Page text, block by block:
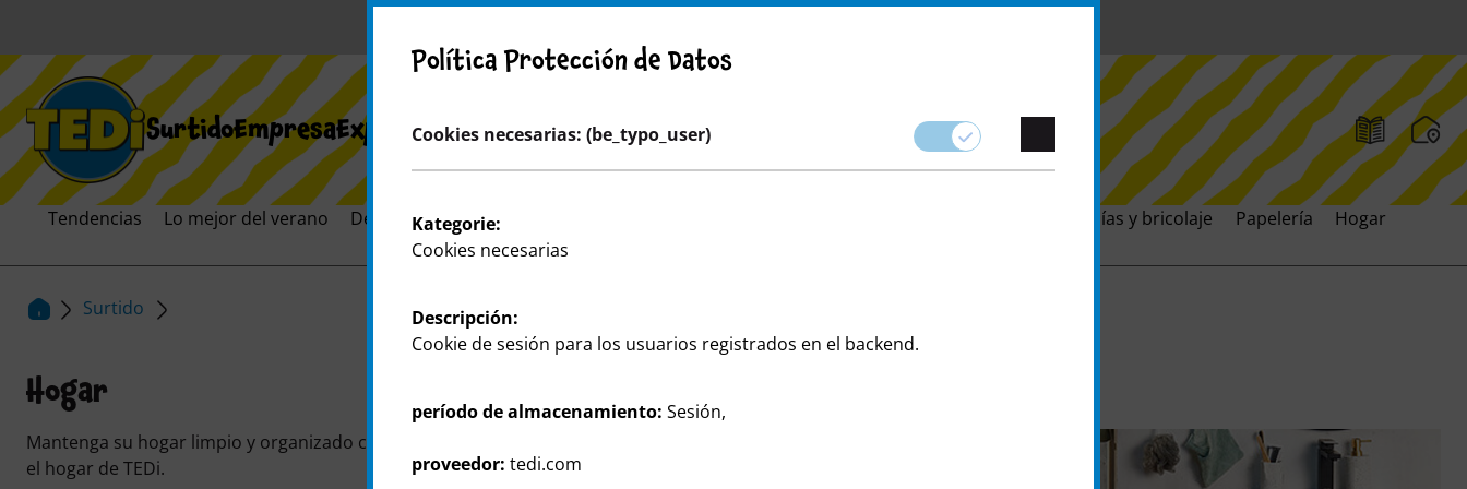
SurtidoEmpresaExpansiónCarrera profesional
Tendencias Lo mejor del verano Destacados El Mundo de las marcas Artesanías y bricolaje Papelería Hogar
Surtido
Hogar
Mantenga su hogar limpio y organizado con los prácticos y eficaces productos para
el hogar de TEDi.
Política Protección de Datos
Cookies necesarias: (be_typo_user)
Kategorie:
Cookies necesarias
Descripción:
Cookie de sesión para los usuarios registrados en el backend.
período de almacenamiento: Sesión,
proveedor: tedi.com